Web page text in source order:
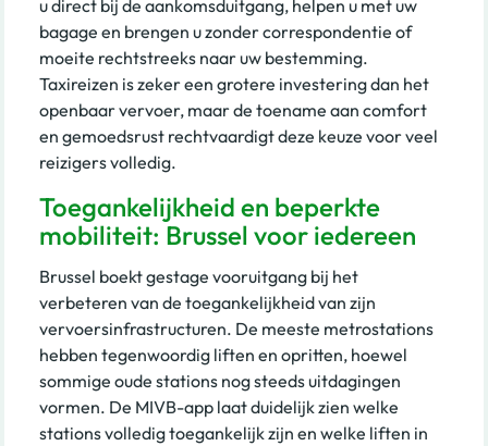
u direct bij de aankomsduitgang, helpen u met uw
bagage en brengen u zonder correspondentie of
moeite rechtstreeks naar uw bestemming.
Taxireizen is zeker een grotere investering dan het
openbaar vervoer, maar de toename aan comfort
en gemoedsrust rechtvaardigt deze keuze voor veel
reizigers volledig.
Toegankelijkheid en beperkte
mobiliteit: Brussel voor iedereen
Brussel boekt gestage vooruitgang bij het
verbeteren van de toegankelijkheid van zijn
vervoersinfrastructuren. De meeste metrostations
hebben tegenwoordig liften en opritten, hoewel
sommige oude stations nog steeds uitdagingen
vormen. De MIVB-app laat duidelijk zien welke
stations volledig toegankelijk zijn en welke liften in